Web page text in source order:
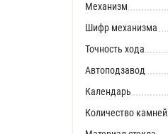
Механизм
Шифр механизма
Точность хода
Автоподзавод
Календарь
Количество камней